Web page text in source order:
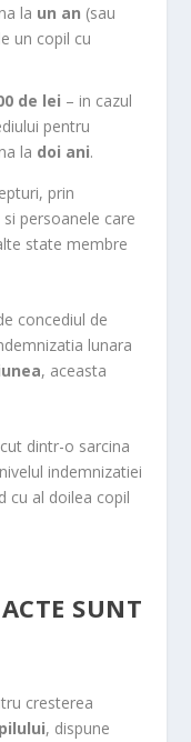
la un an (sau
un copil cu
de lei – in cazul
pentru
la doi ani.
prin
persoanele care
state membre
concediul de
lunara
, aceasta
dintr-o sarcina
indemnizatiei
cu al doilea copil
SUNT
cresterea
, dispune